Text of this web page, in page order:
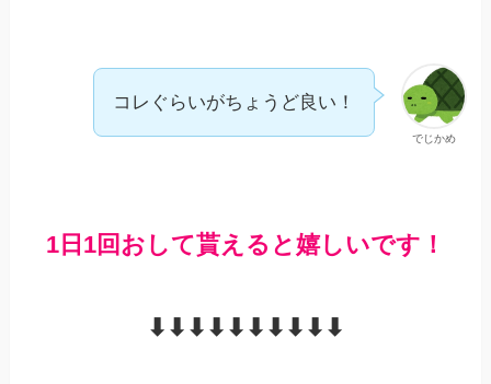
でじかめ
コレぐらいがちょうど良い！
1日1回おして貰えると嬉しいです！
⬇︎⬇︎⬇︎⬇︎⬇︎⬇︎⬇︎⬇︎⬇︎⬇︎